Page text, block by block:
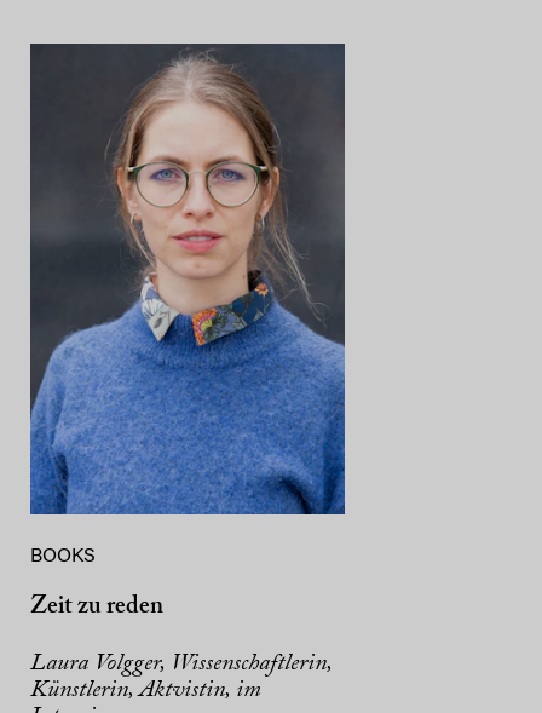
BOOKS
Zeit zu reden
Laura Volgger, Wissenschaftlerin,
Künstlerin, Aktvistin, im